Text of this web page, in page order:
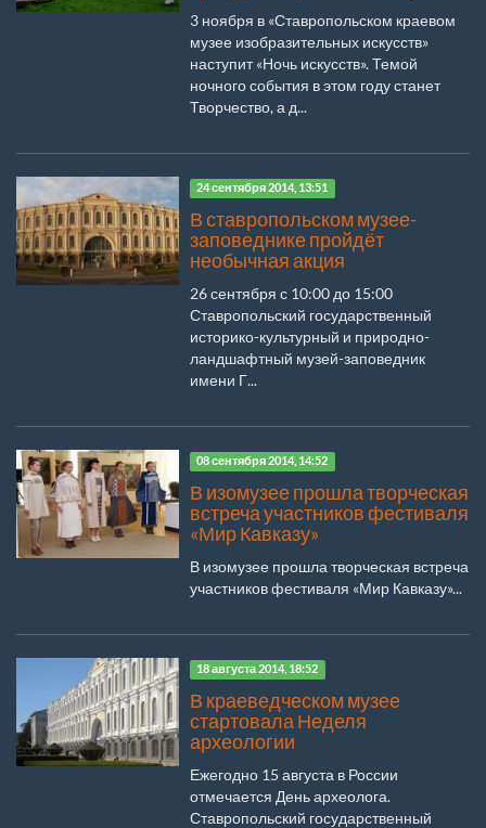
3 ноября в «Ставропольском краевом
музее изобразительных искусств»
наступит «Ночь искусств». Темой
ночного события в этом году станет
Творчество, а д...
24 сентября 2014, 13:51
В ставропольском музее-
заповеднике пройдёт
необычная акция
26 сентября с 10:00 до 15:00
Ставропольский государственный
историко-культурный и природно-
ландшафтный музей-заповедник
имени Г...
08 сентября 2014, 14:52
В изомузее прошла творческая
встреча участников фестиваля
«Мир Кавказу»
В изомузее прошла творческая встреча
участников фестиваля «Мир Кавказу»...
18 августа 2014, 18:52
В краеведческом музее
стартовала Неделя
археологии
Ежегодно 15 августа в России
отмечается День археолога.
Ставропольский государственный